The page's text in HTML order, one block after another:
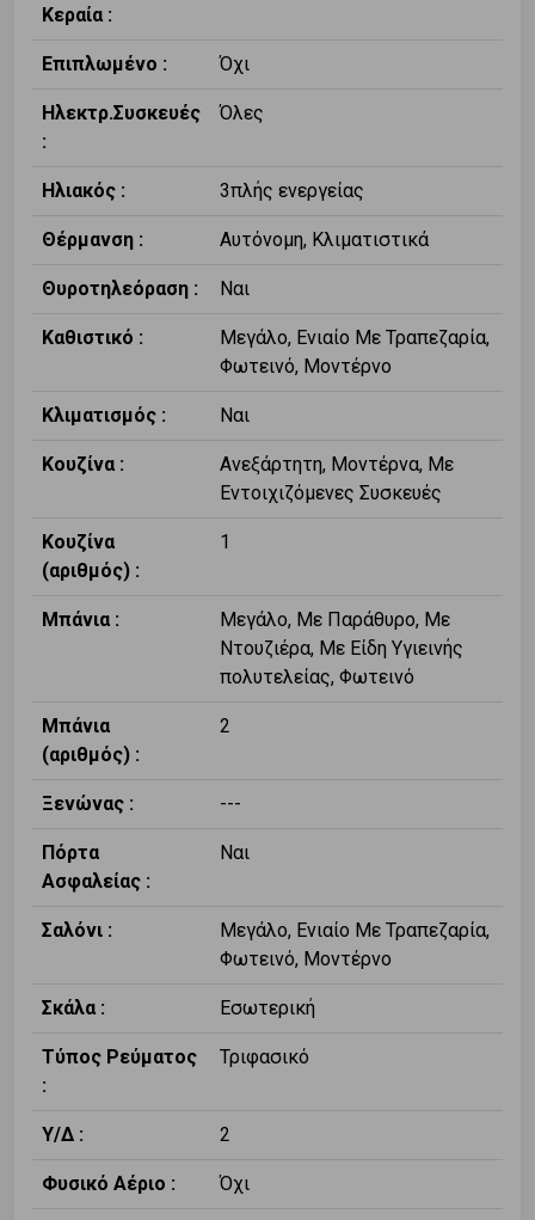
Κεραία :
Επιπλωμένο : Όχι
Ηλεκτρ.Συσκευές
:
Όλες
Ηλιακός : 3πλής ενεργείας
Θέρμανση : Αυτόνομη, Κλιματιστικά
Θυροτηλεόραση : Ναι
Καθιστικό :
Μεγάλο, Ενιαίο Με Τραπεζαρία,
Φωτεινό, Μοντέρνο
Κλιματισμός : Ναι
Κουζίνα :
Ανεξάρτητη, Μοντέρνα, Με
Εντοιχιζόμενες Συσκευές
Κουζίνα
(αριθμός) :
1
Μπάνια :
Μεγάλο, Με Παράθυρο, Με
Ντουζιέρα, Με Είδη Υγιεινής
πολυτελείας, Φωτεινό
Μπάνια
(αριθμός) :
2
Ξενώνας : ---
Πόρτα
Ασφαλείας :
Ναι
Σαλόνι :
Μεγάλο, Ενιαίο Με Τραπεζαρία,
Φωτεινό, Μοντέρνο
Σκάλα : Εσωτερική
Τύπος Ρεύματος
:
Τριφασικό
Υ/Δ : 2
Φυσικό Αέριο : Όχι